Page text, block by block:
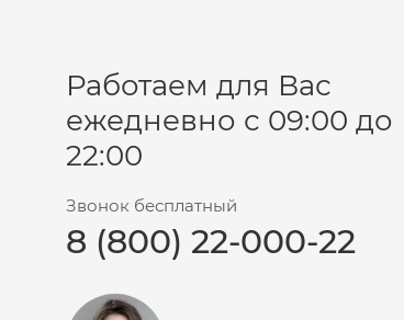
Работаем для Вас
ежедневно с 09:00 до
22:00
Звонок бесплатный
8 (800) 22-000-22